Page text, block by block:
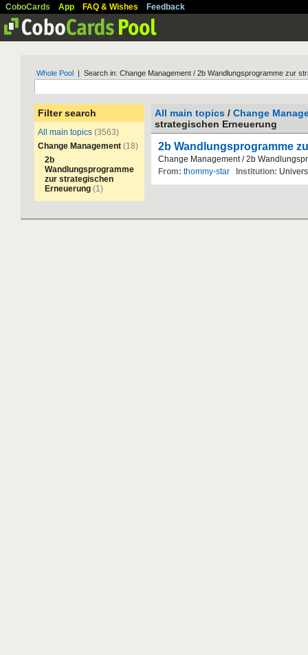
CoboCards App FAQ & Wishes Feedback
Whole Pool | Search in: Change Management / 2b Wandlungsprogramme zur
Filter search
All main topics (3563)
Change Management (18)
2b
Wandlungsprogramme
zur strategischen
Erneuerung (1)
All main topics / Change
strategischen Erneuerung
2b Wandlungsprogramme
Change Management/2b
From: thommy-star Institution: